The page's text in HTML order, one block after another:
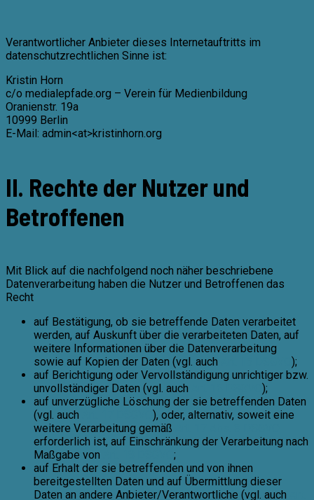
Verantwortlicher Anbieter dieses Internetauftritts im
datenschutzrechtlichen Sinne ist:
Kristin Horn
c/o medialepfade.org – Verein für Medienbildung
Oranienstr. 19a
10999 Berlin
E-Mail: admin<at>kristinhorn.org
II. Rechte der Nutzer und
Betroffenen
Mit Blick auf die nachfolgend noch näher beschriebene
Datenverarbeitung haben die Nutzer und Betroffenen das
Recht
auf Bestätigung, ob sie betreffende Daten verarbeitet
werden, auf Auskunft über die verarbeiteten Daten, auf
weitere Informationen über die Datenverarbeitung
sowie auf Kopien der Daten (vgl. auch
);
auf Berichtigung oder Vervollständigung unrichtiger bzw.
unvollständiger Daten (vgl. auch
);
auf unverzügliche Löschung der sie betreffenden Daten
(vgl. auch
), oder, alternativ, soweit eine
weitere Verarbeitung gemäß
erforderlich ist, auf Einschränkung der Verarbeitung nach
Maßgabe von
;
auf Erhalt der sie betreffenden und von ihnen
bereitgestellten Daten und auf Übermittlung dieser
Daten an andere Anbieter/Verantwortliche (vgl. auch